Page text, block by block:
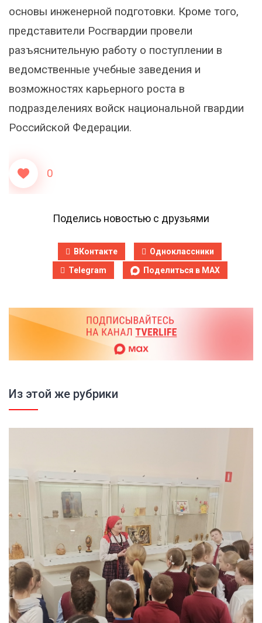
основы инженерной подготовки. Кроме того,
представители Росгвардии провели
разъяснительную работу о поступлении в
ведомственные учебные заведения и
возможностях карьерного роста в
подразделениях войск национальной гвардии
Российской Федерации.
0
Поделись новостью с друзьями
ВКонтакте
Одноклассники
Telegram
Поделиться в MAX
Из этой же рубрики